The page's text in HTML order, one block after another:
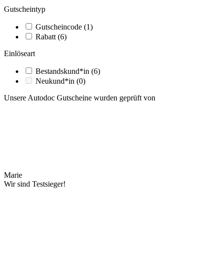
Gutscheintyp
Gutscheincode (1)
Rabatt (6)
Einlöseart
Bestandskund*in (6)
Neukund*in (0)
Unsere Autodoc Gutscheine wurden geprüft von
Marie
Wir sind Testsieger!